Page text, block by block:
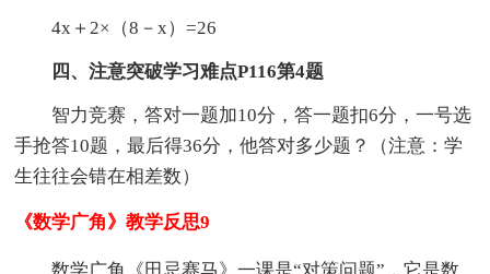
4x＋2×（8－x）=26
四、注意突破学习难点P116第4题
智力竞赛，答对一题加10分，答一题扣6分，一号选
手抢答10题，最后得36分，他答对多少题？（注意：学
生往往会错在相差数）
《数学广角》教学反思9
数学广角《田忌赛马》一课是“对策问题”，它是数